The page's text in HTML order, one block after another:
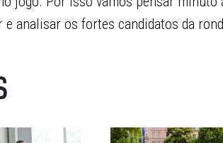
e analisar os fortes candidatos da